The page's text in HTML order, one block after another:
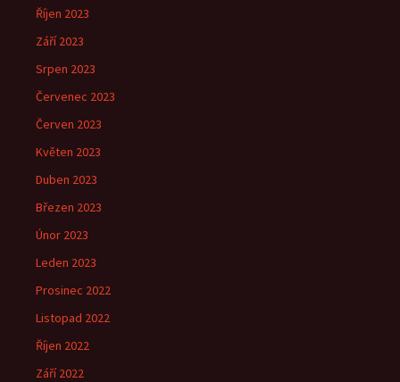
Říjen 2023
Září 2023
Srpen 2023
Červenec 2023
Červen 2023
Květen 2023
Duben 2023
Březen 2023
Únor 2023
Leden 2023
Prosinec 2022
Listopad 2022
Říjen 2022
Září 2022